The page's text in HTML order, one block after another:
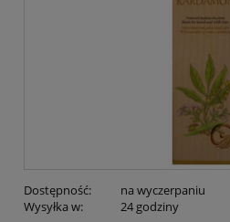
Dostępność:
na wyczerpaniu
Wysyłka w:
24 godziny